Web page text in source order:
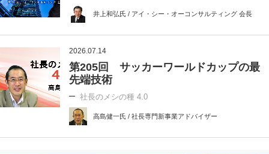
井上和弘氏 / アイ・シー・オーコンサルティング 会長
2026.07.14
第205回 サッカーワールドカップの最
先端技術
社長のメシの種 4.0
高島健一氏 / 社長専門新事業アドバイザー